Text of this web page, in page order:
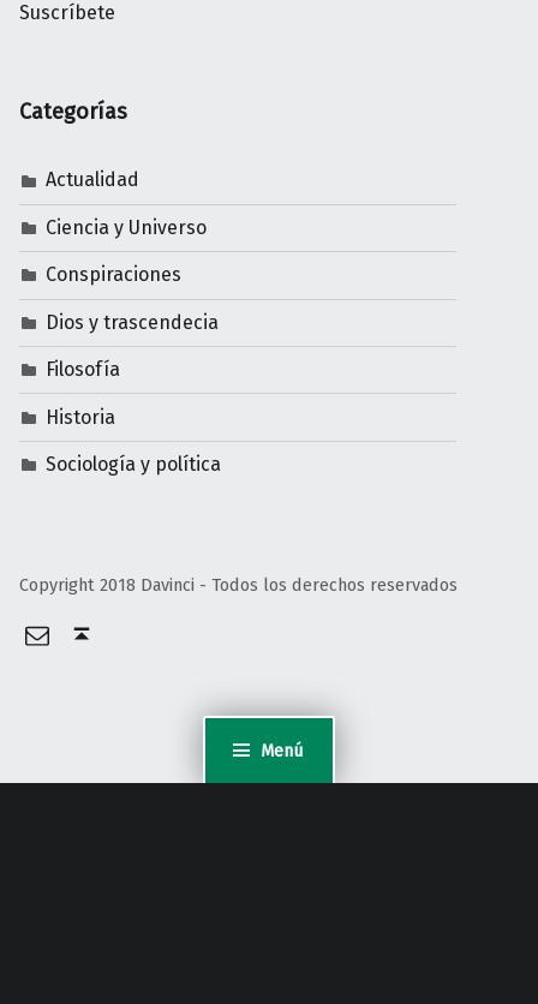
Menú
Suscríbete
Categorías
Actualidad
Ciencia y Universo
Conspiraciones
Dios y trascendecia
Filosofía
Historia
Sociología y política
Copyright 2018 Davinci - Todos los derechos reservados